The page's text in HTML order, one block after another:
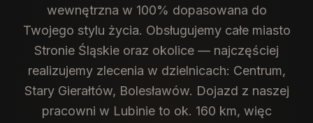
wewnętrzna w 100% dopasowana do
Twojego stylu życia. Obsługujemy całe miasto
Stronie Śląskie oraz okolice — najczęściej
realizujemy zlecenia w dzielnicach: Centrum,
Stary Gierałtów, Bolesławów. Dojazd z naszej
pracowni w Lubinie to ok. 160 km, więc